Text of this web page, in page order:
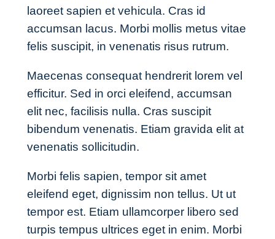
laoreet sapien et vehicula. Cras id
accumsan lacus. Morbi mollis metus vitae
felis suscipit, in venenatis risus rutrum.
Maecenas consequat hendrerit lorem vel
efficitur. Sed in orci eleifend, accumsan
elit nec, facilisis nulla. Cras suscipit
bibendum venenatis. Etiam gravida elit at
venenatis sollicitudin.
Morbi felis sapien, tempor sit amet
eleifend eget, dignissim non tellus. Ut ut
tempor est. Etiam ullamcorper libero sed
turpis tempus ultrices eget in enim. Morbi